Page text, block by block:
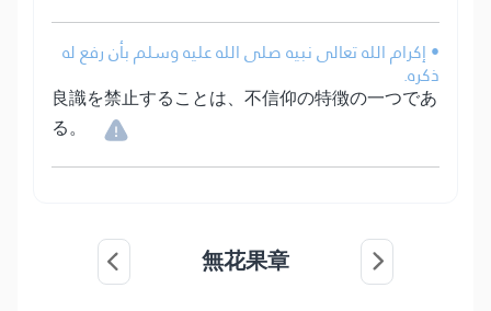
• إكرام الله تعالى نبيه صلى الله عليه وسلم بأن رفع له
ذكره.
良識を禁止することは、不信仰の特徴の一つであ
る。
無花果章